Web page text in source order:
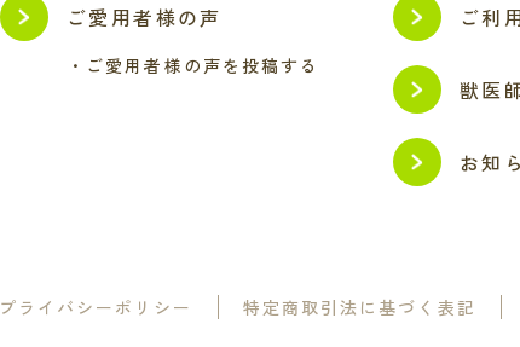
ご愛用者様の声
・ご愛用者様の声を投稿する
ご利
獣医
お知
プライバシーポリシー 特定商取引法に基づく表記